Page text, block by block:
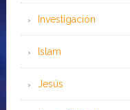
Investigación
Islam
Jesús